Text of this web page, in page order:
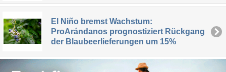
El Niño bremst Wachstum:
ProArándanos prognostiziert Rückgang
der Blaubeerlieferungen um 15%